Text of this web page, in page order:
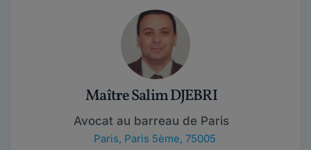
Maître Salim DJEBRI
Avocat au barreau de Paris
Paris, Paris 5ème, 75005